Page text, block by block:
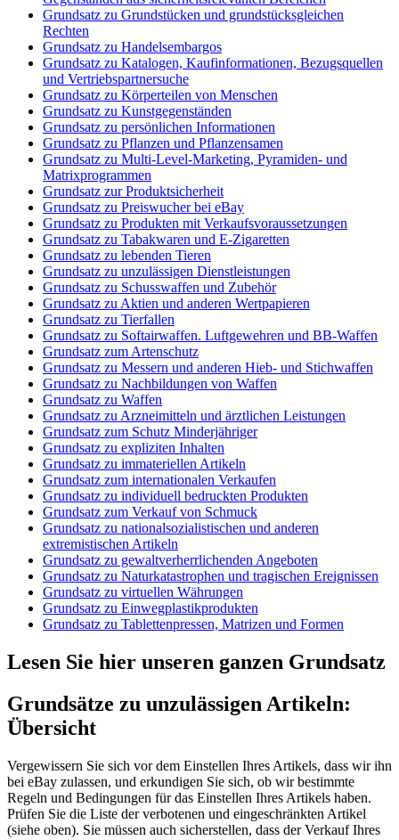
Grundsatz zu Grundstücken und grundstücksgleichen
Rechten
Grundsatz zu Handelsembargos
Grundsatz zu Katalogen, Kaufinformationen, Bezugsquellen
und Vertriebspartnersuche
Grundsatz zu Körperteilen von Menschen
Grundsatz zu Kunstgegenständen
Grundsatz zu persönlichen Informationen
Grundsatz zu Pflanzen und Pflanzensamen
Grundsatz zu Multi-Level-Marketing, Pyramiden- und
Matrixprogrammen
Grundsatz zur Produktsicherheit
Grundsatz zu Preiswucher bei eBay
Grundsatz zu Produkten mit Verkaufsvoraussetzungen
Grundsatz zu Tabakwaren und E-Zigaretten
Grundsatz zu lebenden Tieren
Grundsatz zu unzulässigen Dienstleistungen
Grundsatz zu Schusswaffen und Zubehör
Grundsatz zu Aktien und anderen Wertpapieren
Grundsatz zu Tierfallen
Grundsatz zu Softairwaffen. Luftgewehren und BB-Waffen
Grundsatz zum Artenschutz
Grundsatz zu Messern und anderen Hieb- und Stichwaffen
Grundsatz zu Nachbildungen von Waffen
Grundsatz zu Waffen
Grundsatz zu Arzneimitteln und ärztlichen Leistungen
Grundsatz zum Schutz Minderjähriger
Grundsatz zu expliziten Inhalten
Grundsatz zu immateriellen Artikeln
Grundsatz zum internationalen Verkaufen
Grundsatz zu individuell bedruckten Produkten
Grundsatz zum Verkauf von Schmuck
Grundsatz zu nationalsozialistischen und anderen
extremistischen Artikeln
Grundsatz zu gewaltverherrlichenden Angeboten
Grundsatz zu Naturkatastrophen und tragischen Ereignissen
Grundsatz zu virtuellen Währungen
Grundsatz zu Einwegplastikprodukten
Grundsatz zu Tablettenpressen, Matrizen und Formen
Lesen Sie hier unseren ganzen Grundsatz
Grundsätze zu unzulässigen Artikeln:
Übersicht
Vergewissern Sie sich vor dem Einstellen Ihres Artikels, dass wir ihn
bei eBay zulassen, und erkundigen Sie sich, ob wir bestimmte
Regeln und Bedingungen für das Einstellen Ihres Artikels haben.
Prüfen Sie die Liste der verbotenen und eingeschränkten Artikel
(siehe oben). Sie müssen auch sicherstellen, dass der Verkauf Ihres